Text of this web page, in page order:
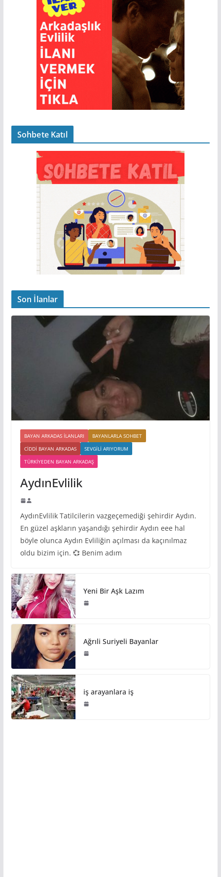
Sohbete Katıl
Son İlanlar
BAYAN ARKADAS ILANLARI
BAYANLARLA SOHBET
CIDDI BAYAN ARKADAS
SEVGILI ARIYORUM
TÜRKIYEDEN BAYAN ARKADAŞ
AydınEvlilik
AydınEvlilik Tatilcilerin vazgeçemediği şehirdir Aydın.
En güzel aşkların yaşandığı şehirdir Aydın eee hal
böyle olunca Aydın Evliliğin açılması da kaçınılmaz
oldu bizim için. 💞 Benim adım
Yeni Bir Aşk Lazım
Ağrıli Suriyeli Bayanlar
iş arayanlara iş